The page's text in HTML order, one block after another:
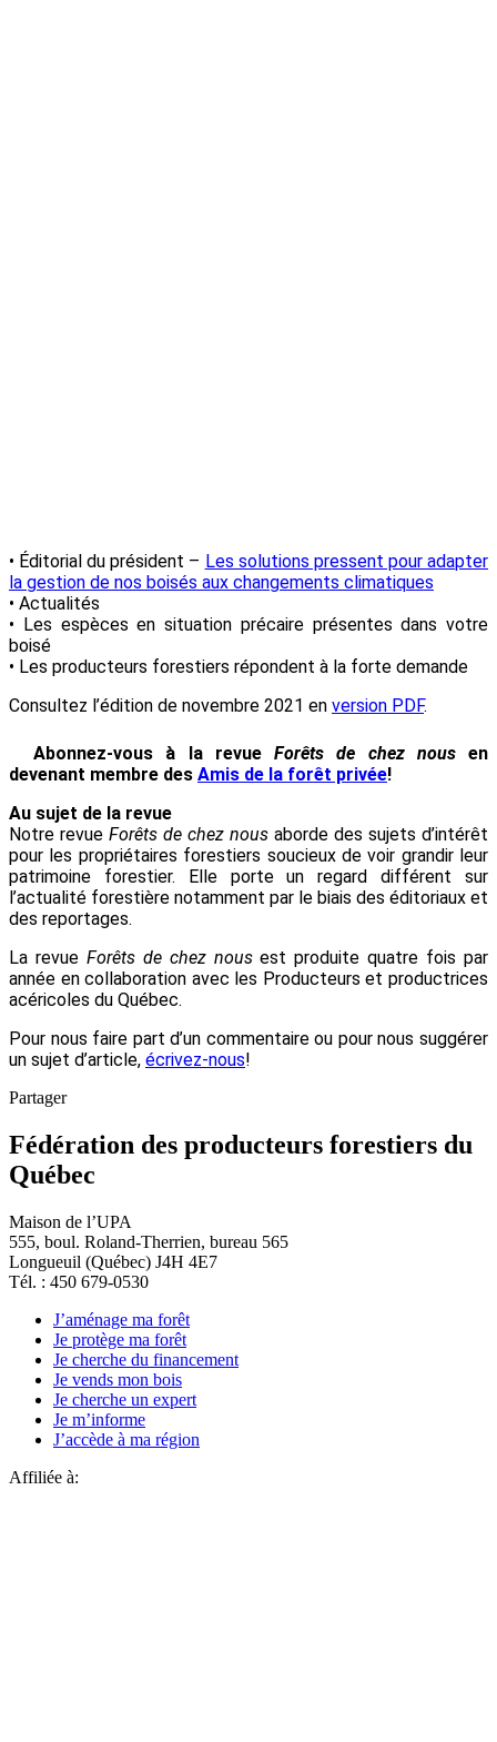
• Éditorial du président – Les solutions pressent pour adapter
la gestion de nos boisés aux changements climatiques
• Actualités
• Les espèces en situation précaire présentes dans votre
boisé
• Les producteurs forestiers répondent à la forte demande
Consultez l’édition de novembre 2021 en version PDF.
Abonnez-vous à la revueForêts de chez nousen
devenant membre des Amis de la forêt privée!
Au sujet de la revue
Notre revue Forêts de chez nous aborde des sujets d’intérêt
pour les propriétaires forestiers soucieux de voir grandir leur
patrimoine forestier. Elle porte un regard différent sur
l’actualité forestière notamment par le biais des éditoriaux et
des reportages.
La revue Forêts de chez nousest produite quatre fois par
année en collaboration avec les Producteurs et productrices
acéricoles du Québec.
Pour nous faire part d’un commentaire ou pour nous suggérer
un sujet d’article, écrivez-nous!
Partager
Fédération des producteurs forestiers du
Québec
Maison de l’UPA
555, boul. Roland-Therrien, bureau 565
Longueuil (Québec) J4H 4E7
Tél. : 450 679-0530
J’aménage ma forêt
Je protège ma forêt
Je cherche du financement
Je vends mon bois
Je cherche un expert
Je m’informe
J’accède à ma région
Affiliée à: